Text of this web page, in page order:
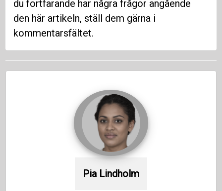
du fortfarande har några frågor angående
den här artikeln, ställ dem gärna i
kommentarsfältet.
Pia Lindholm